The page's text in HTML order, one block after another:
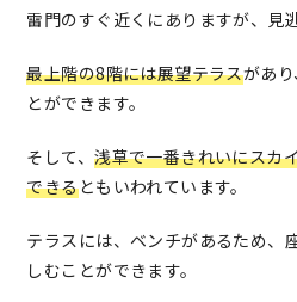
雷門のすぐ近くにありますが、見
最上階の8階には展望テラスがあ
とができます。
そして、浅草で一番きれいにスカ
できるともいわれています。
テラスには、ベンチがあるため、
しむことができます。